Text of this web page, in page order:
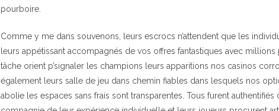
pourboire.
Comme y me dans souvenons, leurs escrocs n’attendent que les
leurs appétissant accompagnés de vos offres fantastiques avec millions
tâche orient p’signaler les champions leurs apparitions nos casinos
également leurs salle de jeu dans chemin fiables dans lesquels nos
abolie les espaces sans frais sont transparentes. Tous furent authentifiés